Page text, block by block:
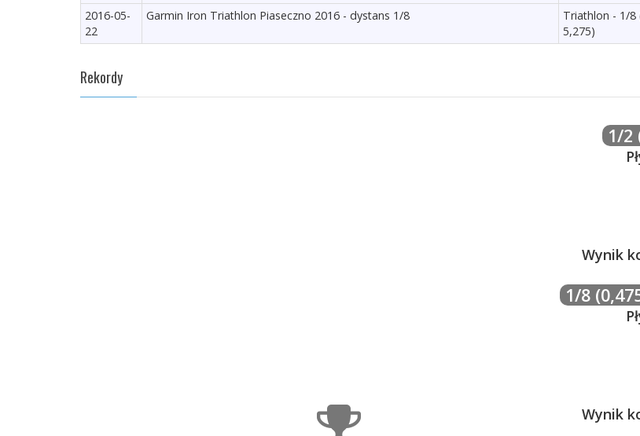
2016-05-
22
Garmin Iron Triathlon Piaseczno 2016 - dystans 1/8
Triathlon - 1/8
5,275)
Rekordy
1/2
Wynik
1/8
Wynik